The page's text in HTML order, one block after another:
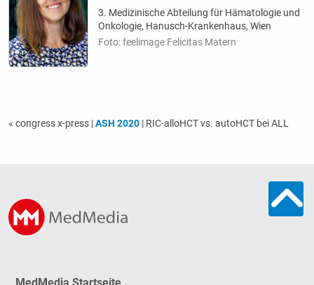
3. Medizinische Abteilung für Hämatologie und
Onkologie, Hanusch-Krankenhaus, Wien
Foto: feelimage Felicitas Matern
« congress x-press |ASH 2020| RIC-alloHCT vs. autoHCT bei ALL